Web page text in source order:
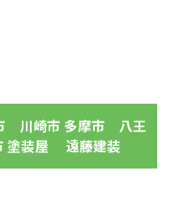
川崎市 多摩市 八王
装屋 遠藤建装